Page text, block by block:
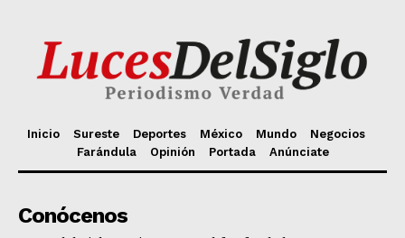
Inicio Sureste Deportes México Mundo
Negocios
Farándula
Opinión Portada Anúnciate
Conócenos